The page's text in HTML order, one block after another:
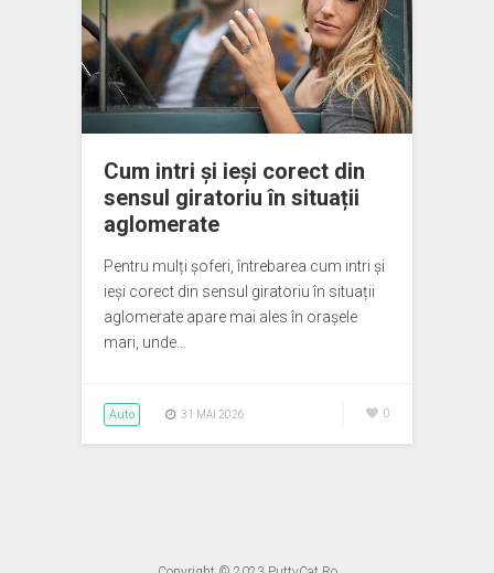
Cum intri și ieși corect din
sensul giratoriu în situații
aglomerate
Pentru mulți șoferi, întrebarea cum intri și
ieși corect din sensul giratoriu în situații
aglomerate apare mai ales în orașele
mari, unde…
Auto 31 MAI 2026 0